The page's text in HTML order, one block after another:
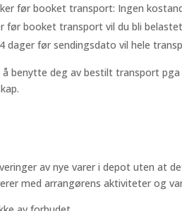
før booket transport: Ingen
før booket transport vil du bli
dager før sendingsdato vil hele
benytte deg av bestilt transport
av nye varer i depot uten at
med arrangørens aktiviteter og